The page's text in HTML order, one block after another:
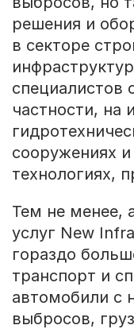
решения и
в секторе
специалистов
частности, на
сооружениях
технологиях,
Тем не менее,
услуг New
гораздо
транспорт и
автомобили с
выбросов,